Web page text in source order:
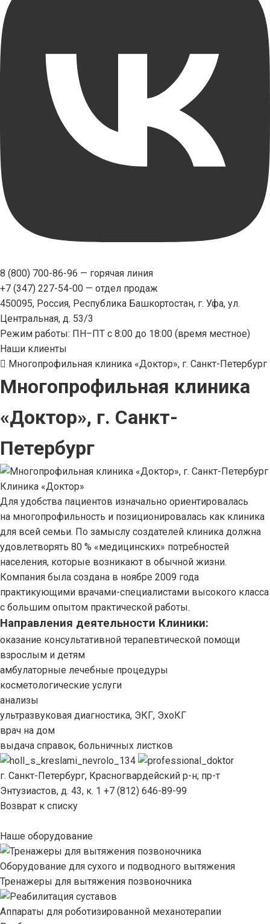
8 (800) 700-86-96 — горячая линия
+7 (347) 227-54-00 — отдел продаж
450095, Россия, Республика Башкортостан, г. Уфа, ул.
Центральная, д. 53/3
Режим работы: ПН–ПТ с 8:00 до 18:00 (время местное)
Наши клиенты
Многопрофильная клиника «Доктор», г. Санкт-Петербург
Многопрофильная клиника
«Доктор», г. Санкт-
Петербург
Клиника «Доктор»
Для удобства пациентов изначально ориентировалась
на многопрофильность и позиционировалась как клиника
для всей семьи. По замыслу создателей клиника должна
удовлетворять 80 % «медицинских» потребностей
населения, которые возникают в обычной жизни.
Компания была создана в ноябре 2009 года
практикующими врачами-специалистами высокого класса
с большим опытом практической работы.
Направления деятельности Клиники:
оказание консультативной терапевтической помощи
взрослым и детям
амбулаторные лечебные процедуры
косметологические услуги
анализы
ультразвуковая диагностика, ЭКГ, ЭхоКГ
врач на дом
выдача справок, больничных листков
г. Санкт-Петербург, Красногвардейский р-н; пр-т
Энтузиастов, д. 43, к. 1 +7 (812) 646-89-99
Возврат к списку
Наше оборудование
Оборудование для сухого и подводного вытяжения
Тренажеры для вытяжения позвоночника
Аппараты для роботизированной механотерапии